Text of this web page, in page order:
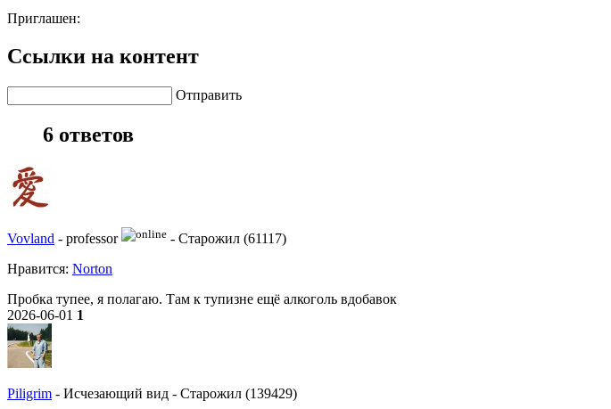
Приглашен:
Ссылки на контент
Отправить
6 ответов
Vovland - professor - Старожил (61117)
Нравитcя: Norton
Пробка тупее, я полагаю. Там к тупизне ещё алкоголь вдобавок
2026-06-01 1
Piligrim - Исчезающий вид - Старожил (139429)